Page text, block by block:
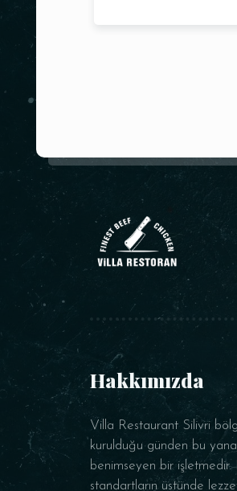
Hakkımızda
Villa Restaurant Silivri
kurulduğu günden bu yana
benimseyen bir
standartların üstünde